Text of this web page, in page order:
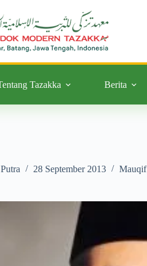
Tazakka Berita
28 September 2013 Mauqif